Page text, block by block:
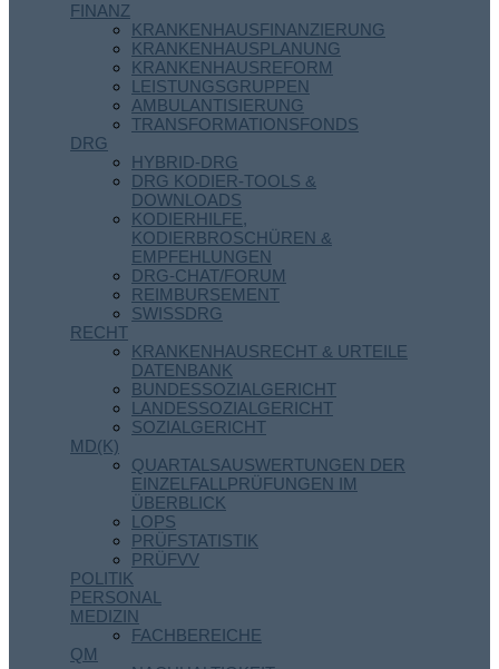
FINANZ
KRANKENHAUSFINANZIERUNG
KRANKENHAUSPLANUNG
KRANKENHAUSREFORM
LEISTUNGSGRUPPEN
AMBULANTISIERUNG
TRANSFORMATIONSFONDS
DRG
HYBRID-DRG
DRG KODIER-TOOLS &
DOWNLOADS
KODIERHILFE,
KODIERBROSCHÜREN &
EMPFEHLUNGEN
DRG-CHAT/FORUM
REIMBURSEMENT
SWISSDRG
RECHT
KRANKENHAUSRECHT & URTEILE
DATENBANK
BUNDESSOZIALGERICHT
LANDESSOZIALGERICHT
SOZIALGERICHT
MD(K)
QUARTALSAUSWERTUNGEN DER
EINZELFALLPRÜFUNGEN IM
ÜBERBLICK
LOPS
PRÜFSTATISTIK
PRÜFVV
POLITIK
PERSONAL
MEDIZIN
FACHBEREICHE
QM